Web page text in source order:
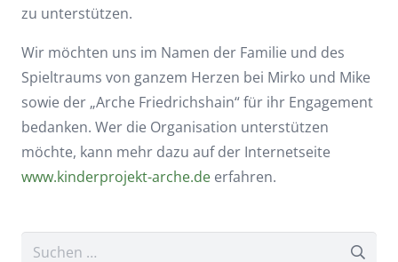
zu unterstützen.
Wir möchten uns im Namen der Familie und des
Spieltraums von ganzem Herzen bei Mirko und Mike
sowie der „Arche Friedrichshain“ für ihr Engagement
bedanken. Wer die Organisation unterstützen
möchte, kann mehr dazu auf der Internetseite
www.kinderprojekt-arche.de erfahren.
Suchen